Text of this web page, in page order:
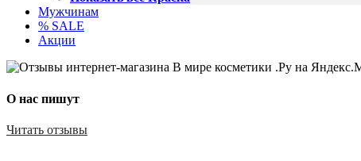
Мужчинам
% SALE
Акции
О нас пишут
Читать отзывы